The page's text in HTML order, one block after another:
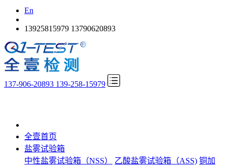
En
13925815979 13790620893
137-906-20893 139-258-15979
全壹首页
盐雾试验箱
中性盐雾试验箱（NSS）
乙酸盐雾试验箱（ASS) 铜加